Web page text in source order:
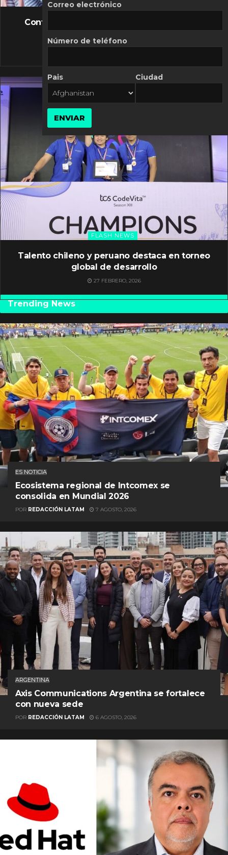
FLASH NEWS
Controversia de Mercado Libre por costos
10 MARZO, 2026
FLASH NEWS
Talento chileno y peruano destaca en torneo
global de desarrollo
27 FEBRERO, 2026
Trending News
ES NOTICIA
Ecosistema regional de Intcomex se
consolida en Mundial 2026
POR REDACCIÓN LATAM 7 AGOSTO, 2026
ARGENTINA
Axis Communications Argentina se fortalece
con nueva sede
POR REDACCIÓN LATAM 6 AGOSTO, 2026
Correo electrónico
Número de teléfono
Pais Ciudad
ENVIAR